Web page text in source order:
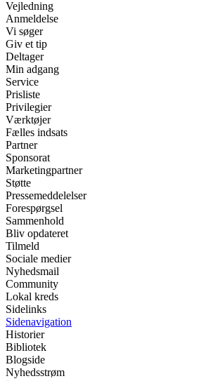
Vejledning
Anmeldelse
Vi søger
Giv et tip
Deltager
Min adgang
Service
Prisliste
Privilegier
Værktøjer
Fælles indsats
Partner
Sponsorat
Marketingpartner
Støtte
Pressemeddelelser
Forespørgsel
Sammenhold
Bliv opdateret
Tilmeld
Sociale medier
Nyhedsmail
Community
Lokal kreds
Sidelinks
Sidenavigation
Historier
Bibliotek
Blogside
Nyhedsstrøm